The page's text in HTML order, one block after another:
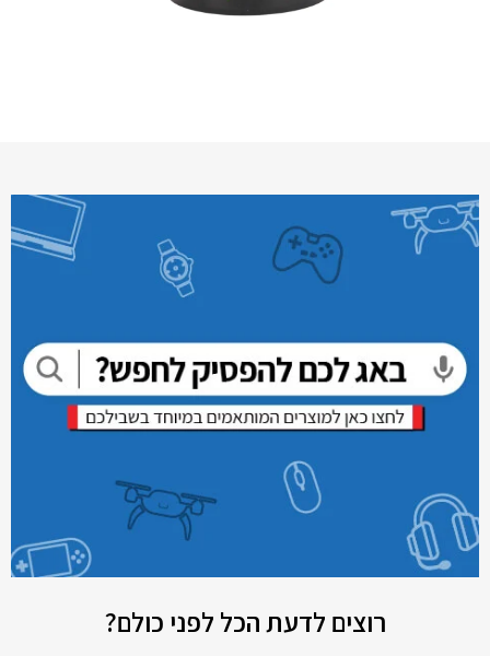
רוצים לדעת הכל לפני כולם?